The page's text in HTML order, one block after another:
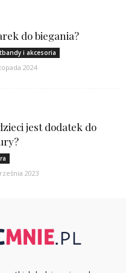
do biegania?
i akcesoria
2024
jest dodatek do
2023